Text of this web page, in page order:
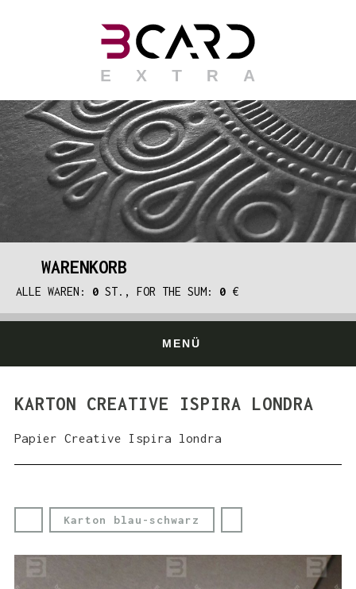
WARENKORB
ALLE WAREN: 0 ST., FOR THE SUM: 0 €
MENÜ
KARTON CREATIVE ISPIRA LONDRA
Papier Creative Ispira londra
Karton blau-schwarz